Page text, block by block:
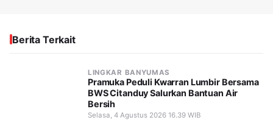
Berita Terkait
LINGKAR BANYUMAS
Pramuka Peduli Kwarran Lumbir Bersama
BWS Citanduy Salurkan Bantuan Air
Bersih
Selasa, 4 Agustus 2026 16.39 WIB